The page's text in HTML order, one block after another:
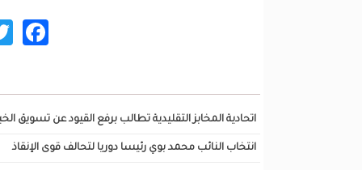
اتحادية المخابز التقليدية تطالب برفع القيود عن تسويق
انتخاب النائب محمد بوي رئيسا دوريا لتحالف قوى الإنقاذ